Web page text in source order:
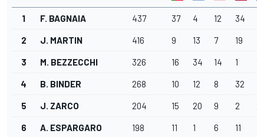
1 F. BAGNAIA 437 37 4 12 34
2 J. MARTIN 416 9 13 7 19
3 M. BEZZECCHI 326 16 34 14 1
4 B. BINDER 268 10 12 8 32
5 J. ZARCO 204 15 20 9 2
6 A. ESPARGARO 198 11 1 6 11